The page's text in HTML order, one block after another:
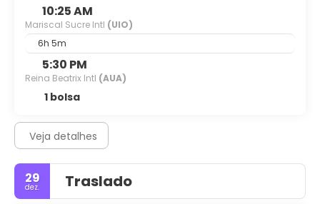
10:25 AM
Mariscal Sucre Intl (UIO)
6h 5m
5:30 PM
Reina Beatrix Intl (AUA)
1 bolsa
Veja detalhes
29
dez. Traslado